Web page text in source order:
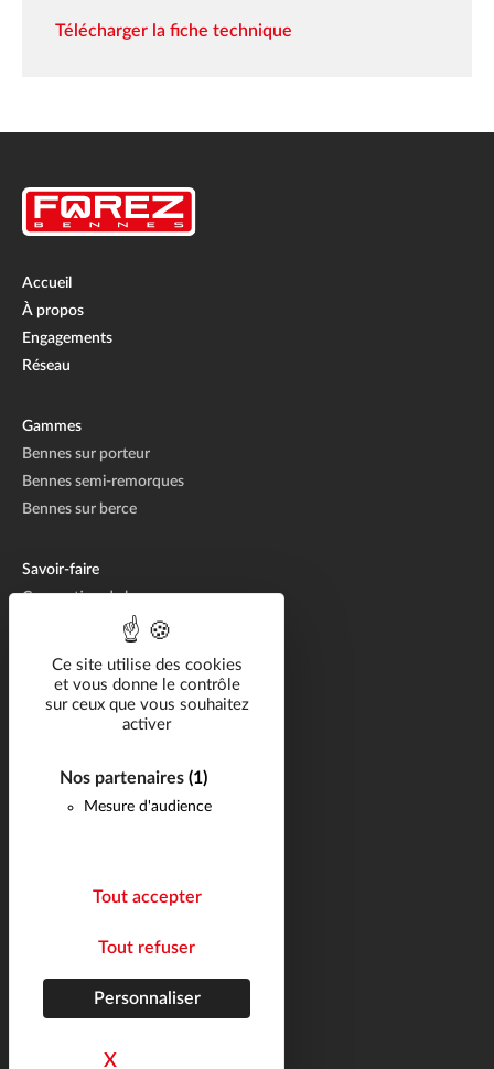
Ce site utilise des cookies
et vous donne le contrôle
sur ceux que vous souhaitez
activer
Nos partenaires (1)
Mesure d'audience
Tout accepter
Tout refuser
Personnaliser
XMasquer le bandeau des cookies
Télécharger la fiche technique
Accueil
À propos
Engagements
Réseau
Gammes
Bennes sur porteur
Bennes semi-remorques
Bennes sur berce
Savoir-faire
Conception de bennes
Fabrication de bennes
Solutions métier
Carrière
Plan du site
Mentions légales
agence marketing